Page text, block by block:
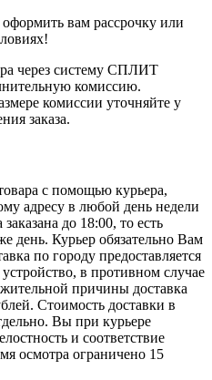
вам рассрочку или
через систему СПЛИТ
комиссию.
комиссии уточняйте у
заказа.
с помощью курьера,
адресу в любой день недели
до 18:00, то есть
день. Курьер обязательно Вам
по городу предоставляется
в противном случае
причины доставка
Стоимость доставки в
Вы при курьере
и соответствие
осмотра ограничено 15